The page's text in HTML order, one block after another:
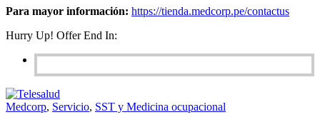
Para mayor información: https://tienda.medcorp.pe/contactus
Hurry Up! Offer End In:
Medcorp, Servicio, SST y Medicina ocupacional